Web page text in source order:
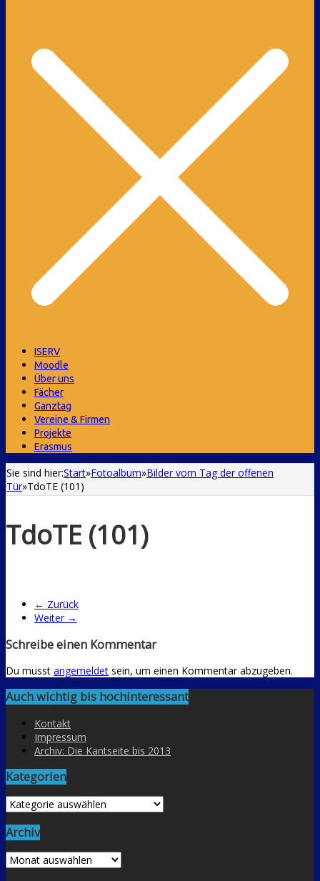
ISERV
Moodle
Über uns
Fächer
Ganztag
Vereine & Firmen
Projekte
Erasmus
Sie sind hier:Start»Fotoalbum»Bilder vom Tag der offenen
Tür»TdoTE (101)
TdoTE (101)
← Zurück
Weiter →
Schreibe einen Kommentar
Du musst angemeldet sein, um einen Kommentar abzugeben.
Auch wichtig bis hochinteressant
Kontakt
Impressum
Archiv: Die Kantseite bis 2013
Kategorien
Kategorien
Archiv
Archiv